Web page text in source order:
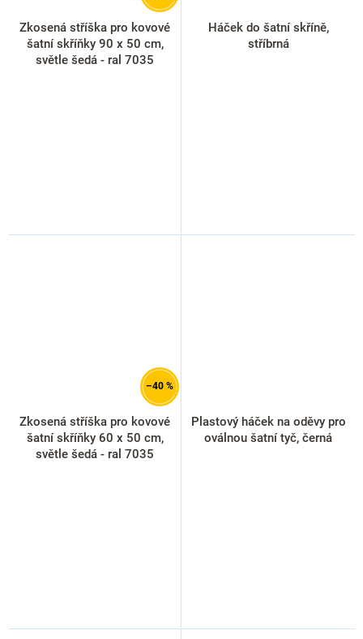
Zkosená stříška pro kovové
šatní skříňky 90 x 50 cm,
světle šedá - ral 7035
Háček do šatní skříně,
stříbrná
–40 %
Zkosená stříška pro kovové
šatní skříňky 60 x 50 cm,
světle šedá - ral 7035
Plastový háček na oděvy pro
oválnou šatní tyč, černá